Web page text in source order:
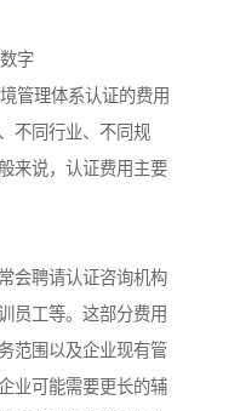
字
管理体系认证的费用
不同行业、不同规
来说，认证费用主要
会聘请认证咨询机构
员工等。这部分费用
范围以及企业现有管
业可能需要更长的辅